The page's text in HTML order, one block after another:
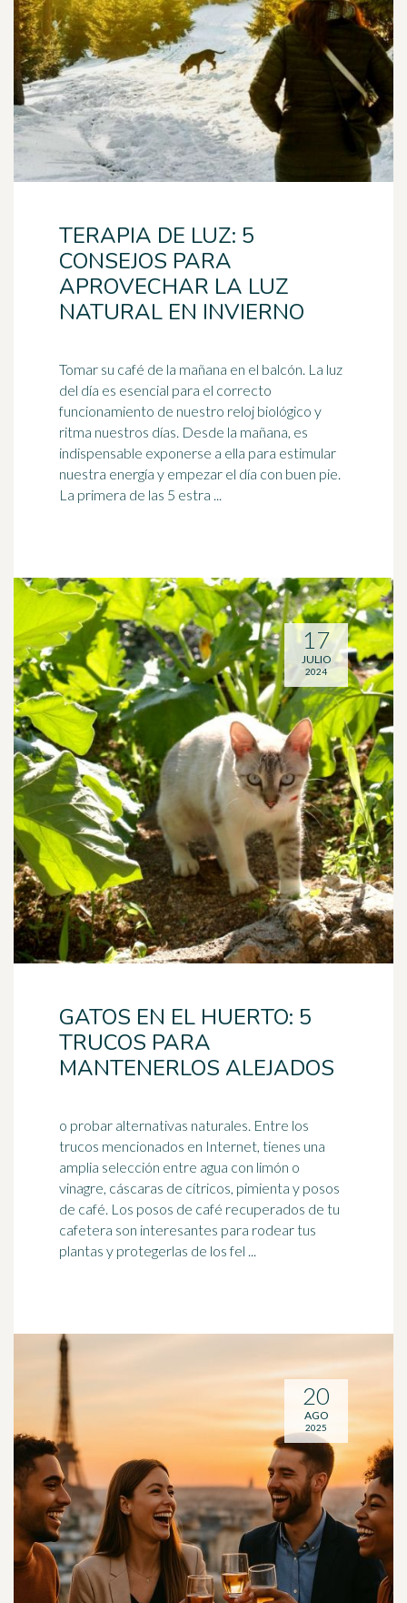
TERAPIA DE LUZ: 5
CONSEJOS PARA
APROVECHAR LA LUZ
NATURAL EN INVIERNO
Tomar su café de la mañana en el balcón. La luz
del día es esencial para el correcto
funcionamiento de nuestro reloj biológico y
ritma nuestros días. Desde la mañana, es
indispensable exponerse a ella para estimular
nuestra energía y empezar el día con buen pie.
La primera de las 5 estra ...
GATOS EN EL HUERTO: 5
TRUCOS PARA
MANTENERLOS ALEJADOS
o probar alternativas naturales. Entre los
trucos mencionados en Internet, tienes una
amplia selección entre agua con limón o
vinagre, cáscaras de cítricos, pimienta y posos
de café. Los posos de café recuperados de tu
cafetera son interesantes para rodear tus
plantas y protegerlas de los fel ...
17
JULIO
2024
20
AGO
2025